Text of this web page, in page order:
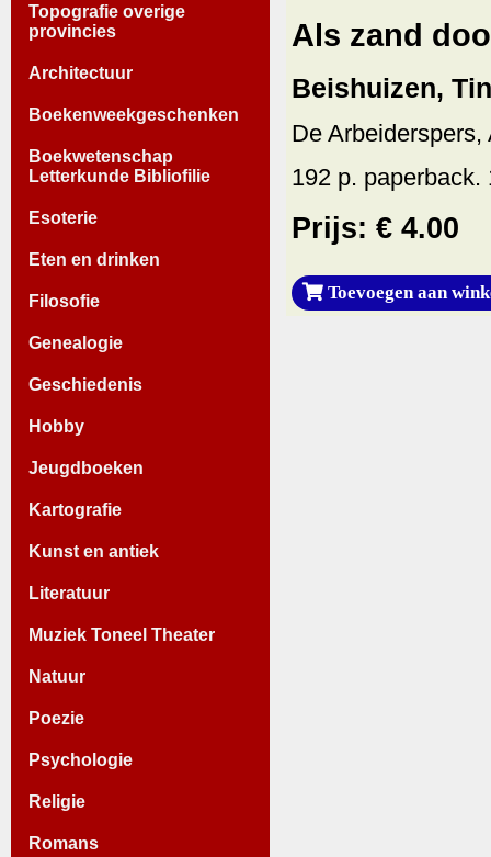
Topografie overige
provincies
Architectuur
Boekenweekgeschenken
Boekwetenschap
Letterkunde Bibliofilie
Esoterie
Eten en drinken
Filosofie
Genealogie
Geschiedenis
Hobby
Jeugdboeken
Kartografie
Kunst en antiek
Literatuur
Muziek Toneel Theater
Natuur
Poezie
Psychologie
Religie
Romans
Als zand
Beishuizen,
De
192 p. paperback.
Prijs: € 4.00
Toevoegen aan